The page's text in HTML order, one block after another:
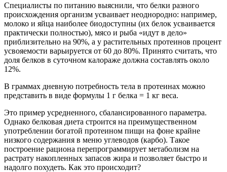
Специалисты по питанию выяснили, что белки разного
происхождения организм усваивает неоднородно: например,
молоко и яйца наиболее биодоступны (их белок усваивается
практически полностью), мясо и рыба «идут в дело»
приблизительно на 90%, а у растительных протеинов процент
усвояемости варьируется от 60 до 80%. Принято считать, что
доля белков в суточном калораже должна составлять около
12%.
В граммах дневную потребность тела в протеинах можно
представить в виде формулы 1 г белка = 1 кг веса.
Это пример усредненного, сбалансированного параметра.
Однако белковая диета строится на преимущественном
употреблении богатой протеином пищи на фоне крайне
низкого содержания в меню углеводов (карбо). Такое
построение рациона перепрограммирует метаболизм на
растрату накопленных запасов жира и позволяет быстро и
надолго похудеть. Как это происходит?